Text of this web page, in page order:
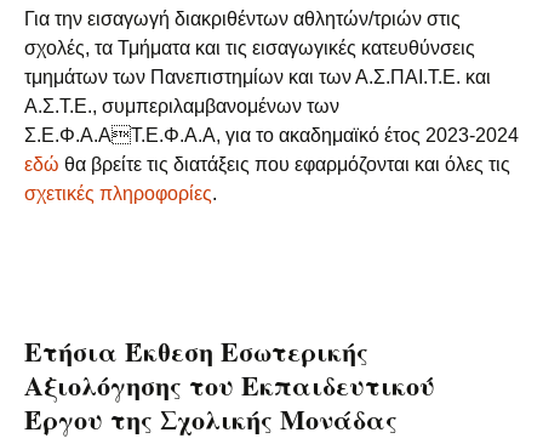
Για την εισαγωγή διακριθέντων αθλητών/τριών στις
σχολές, τα Τμήματα και τις εισαγωγικές κατευθύνσεις
τμημάτων των Πανεπιστημίων και των Α.Σ.ΠΑΙ.Τ.Ε. και
Α.Σ.Τ.Ε., συμπεριλαμβανομένων των
Σ.Ε.Φ.Α.ΑΤ.Ε.Φ.Α.Α, για το ακαδημαϊκό έτος 2023-2024
εδώ θα βρείτε τις διατάξεις που εφαρμόζονται και όλες τις
σχετικές πληροφορίες.
Ετήσια Έκθεση Εσωτερικής
Αξιολόγησης του Εκπαιδευτικού
Έργου της Σχολικής Μονάδας